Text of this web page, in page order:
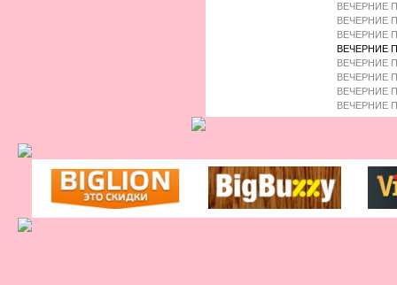
ВЕЧЕРНИЕ
ВЕЧЕРНИЕ
ВЕЧЕРНИЕ
ВЕЧЕРНИЕ
ВЕЧЕРНИЕ
ВЕЧЕРНИЕ
ВЕЧЕРНИЕ
ВЕЧЕРНИЕ